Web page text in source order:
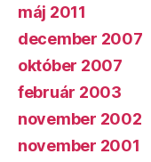
máj 2011
december 2007
október 2007
február 2003
november 2002
november 2001